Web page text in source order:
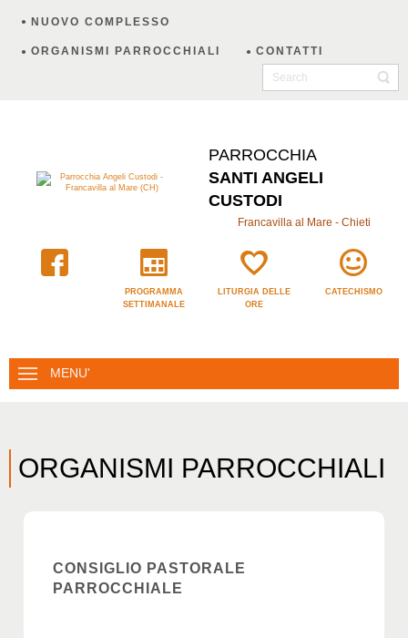
NUOVO COMPLESSO
ORGANISMI PARROCCHIALI CONTATTI
PARROCCHIA
SANTI ANGELI
CUSTODI
Francavilla al Mare - Chieti
PROGRAMMA
SETTIMANALE
LITURGIA DELLE
ORE
CATECHISMO
MENU'
ORGANISMI PARROCCHIALI
CONSIGLIO PASTORALE
PARROCCHIALE